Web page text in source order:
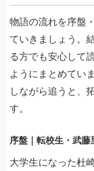
物語の流れを序盤
ていきましょう。
る方でも安心して
ようにまとめてい
しながら追うと、
す。
序盤｜転校生・武
大学生になった杜